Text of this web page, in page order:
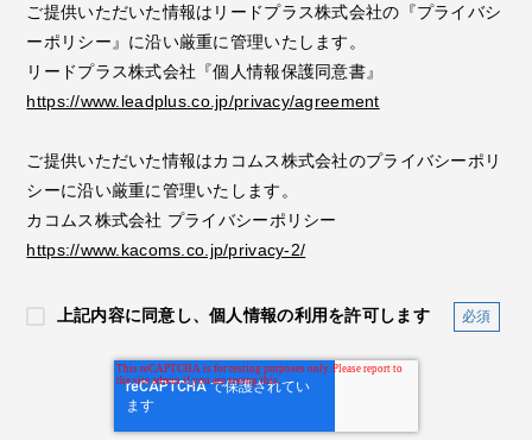
ご提供いただいた情報はリードプラス株式会社の『プライバシ
ーポリシー』に沿い厳重に管理いたします。
リードプラス株式会社『個人情報保護同意書』
https://www.leadplus.co.jp/privacy/agreement
ご提供いただいた情報はカコムス株式会社のプライバシーポリ
シーに沿い厳重に管理いたします。
カコムス株式会社 プライバシーポリシー
https://www.kacoms.co.jp/privacy-2/
上記内容に同意し、個人情報の利用を許可します